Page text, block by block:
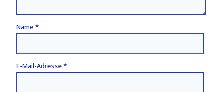
Name *
E-Mail-Adresse *